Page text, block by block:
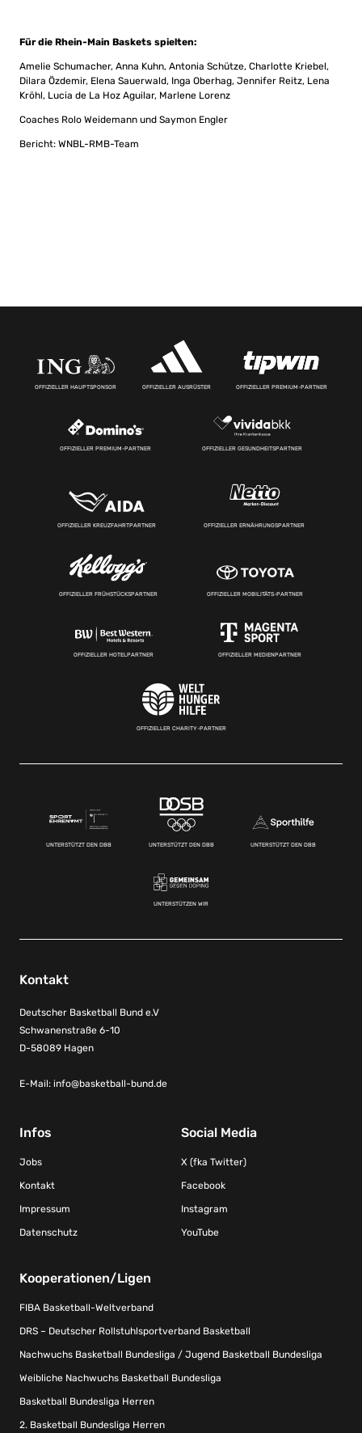
Für die Rhein-Main Baskets spielten:
Amelie Schumacher, Anna Kuhn, Antonia Schütze, Charlotte Kriebel,
Dilara Özdemir, Elena Sauerwald, Inga Oberhag, Jennifer Reitz, Lena
Kröhl, Lucia de La Hoz Aguilar, Marlene Lorenz
Coaches Rolo Weidemann und Saymon Engler
Bericht: WNBL-RMB-Team
OFFIZIELLER HAUPTSPONSOR OFFIZIELLER AUSRÜSTER OFFIZIELLER PREMIUM-PARTNER
OFFIZIELLER PREMIUM-PARTNER OFFIZIELLER GESUNDHEITSPARTNER
OFFIZIELLER KREUZFAHRTPARTNER OFFIZIELLER ERNÄHRUNGSPARTNER
OFFIZIELLER FRÜHSTÜCKSPARTNER OFFIZIELLER MOBILITÄTS-PARTNER
OFFIZIELLER HOTELPARTNER OFFIZIELLER MEDIENPARTNER
OFFIZIELLER CHARITY-PARTNER
UNTERSTÜTZT DEN DBB UNTERSTÜTZT DEN DBB UNTERSTÜTZT DEN DBB
UNTERSTÜTZEN WIR
Kontakt
Deutscher Basketball Bund e.V
Schwanenstraße 6-10
D-58089 Hagen
E-Mail: info@basketball-bund.de
Infos
Jobs
Kontakt
Impressum
Datenschutz
Social Media
X (fka Twitter)
Facebook
Instagram
YouTube
Kooperationen/Ligen
FIBA Basketball-Weltverband
DRS – Deutscher Rollstuhlsportverband Basketball
Nachwuchs Basketball Bundesliga / Jugend Basketball Bundesliga
Weibliche Nachwuchs Basketball Bundesliga
Basketball Bundesliga Herren
2. Basketball Bundesliga Herren